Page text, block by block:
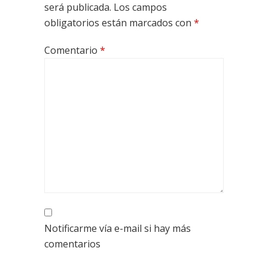
será publicada. Los campos
obligatorios están marcados con *
Comentario *
Notificarme vía e-mail si hay más
comentarios